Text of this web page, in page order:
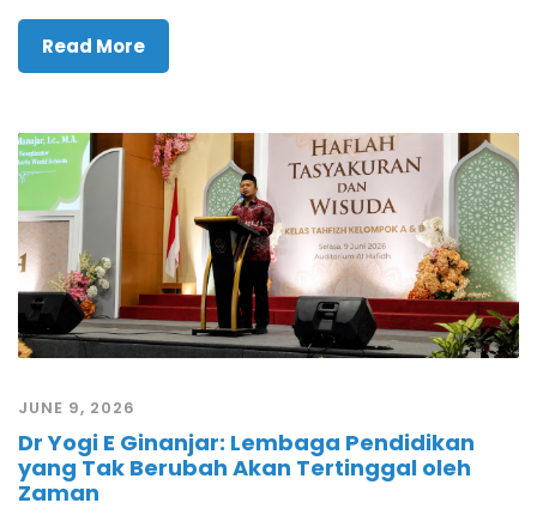
Read More
JUNE 9, 2026
Dr Yogi E Ginanjar: Lembaga Pendidikan
yang Tak Berubah Akan Tertinggal oleh
Zaman